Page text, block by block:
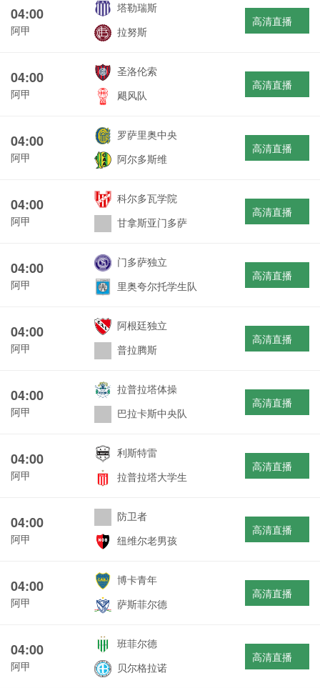
04:00
阿甲
塔勒瑞斯
拉努斯
高清直播
04:00
阿甲
圣洛伦索
飓风队
高清直播
04:00
阿甲
罗萨里奥中央
阿尔多斯维
高清直播
04:00
阿甲
科尔多瓦学院
甘拿斯亚门多萨
高清直播
04:00
阿甲
门多萨独立
里奥夸尔托学生队
高清直播
04:00
阿甲
阿根廷独立
普拉腾斯
高清直播
04:00
阿甲
拉普拉塔体操
巴拉卡斯中央队
高清直播
04:00
阿甲
利斯特雷
拉普拉塔大学生
高清直播
04:00
阿甲
防卫者
纽维尔老男孩
高清直播
04:00
阿甲
博卡青年
萨斯菲尔德
高清直播
04:00
阿甲
班菲尔德
贝尔格拉诺
高清直播